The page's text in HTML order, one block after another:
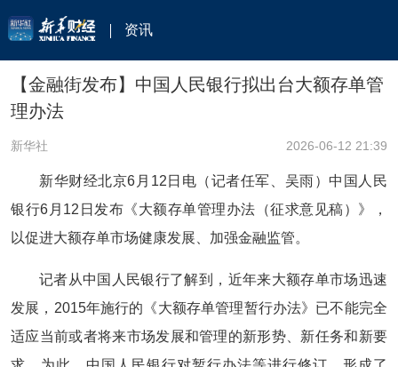
资讯
【金融街发布】中国人民银行拟出台大额存单管
理办法
新华社 2026-06-12 21:39
新华财经北京6月12日电（记者任军、吴雨）中国人民
银行6月12日发布《大额存单管理办法（征求意见稿）》，
以促进大额存单市场健康发展、加强金融监管。
记者从中国人民银行了解到，近年来大额存单市场迅速
发展，2015年施行的《大额存单管理暂行办法》已不能完全
适应当前或者将来市场发展和管理的新形势、新任务和新要